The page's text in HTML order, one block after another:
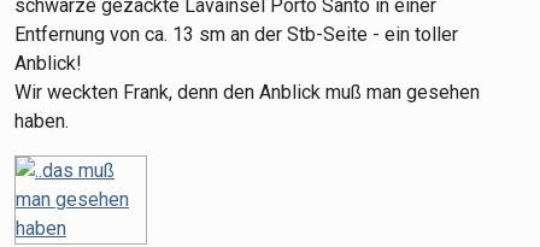
schwarze gezackte Lavainsel Porto Santo in einer
Entfernung von ca. 13 sm an der Stb-Seite - ein toller
Anblick!
Wir weckten Frank, denn den Anblick muß man gesehen
haben.